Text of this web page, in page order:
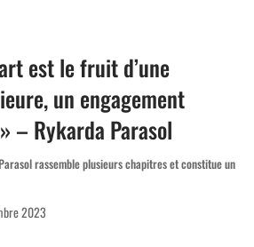
est le fruit d’une
un engagement
– Rykarda Parasol
rassemble plusieurs chapitres et constitue un
2023